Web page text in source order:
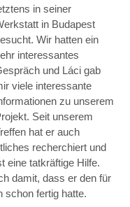
in seiner
in Budapest
Wir hatten ein
interessantes
und Láci gab
viele interessante
zu unserem
Seit unserem
hat er auch
recherchiert und
eine tatkräftige Hilfe.
damit, dass er den für
schon fertig hatte.